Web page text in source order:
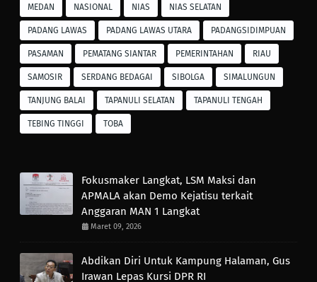
MEDAN NASIONAL NIAS NIAS SELATAN
PADANG LAWAS PADANG LAWAS UTARA PADANGSIDIMPUAN
PASAMAN PEMATANG SIANTAR PEMERINTAHAN RIAU
SAMOSIR SERDANG BEDAGAI SIBOLGA SIMALUNGUN
TANJUNG BALAI TAPANULI SELATAN TAPANULI TENGAH
TEBING TINGGI TOBA
Fokusmaker Langkat, LSM Maksi dan
APMALA akan Demo Kejatisu terkait
Anggaran MAN 1 Langkat
Maret 09, 2026
Abdikan Diri Untuk Kampung Halaman, Gus
Irawan Lepas Kursi DPR RI